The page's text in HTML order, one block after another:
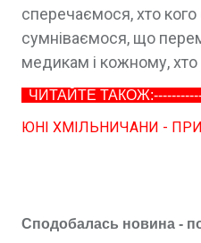
сперечаємося, хто
сумніваємося, що
медикам і кожному,
ЧИТАЙТЕ
ЮНІ ХМІЛЬНИЧАНИ -
Сподобалась новина -